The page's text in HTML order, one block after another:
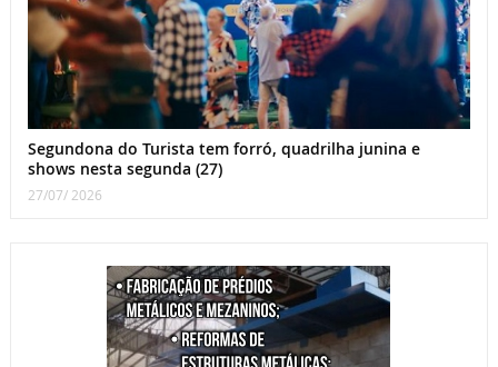
Segundona do Turista tem forró, quadrilha junina e
shows nesta segunda (27)
27/07/ 2026